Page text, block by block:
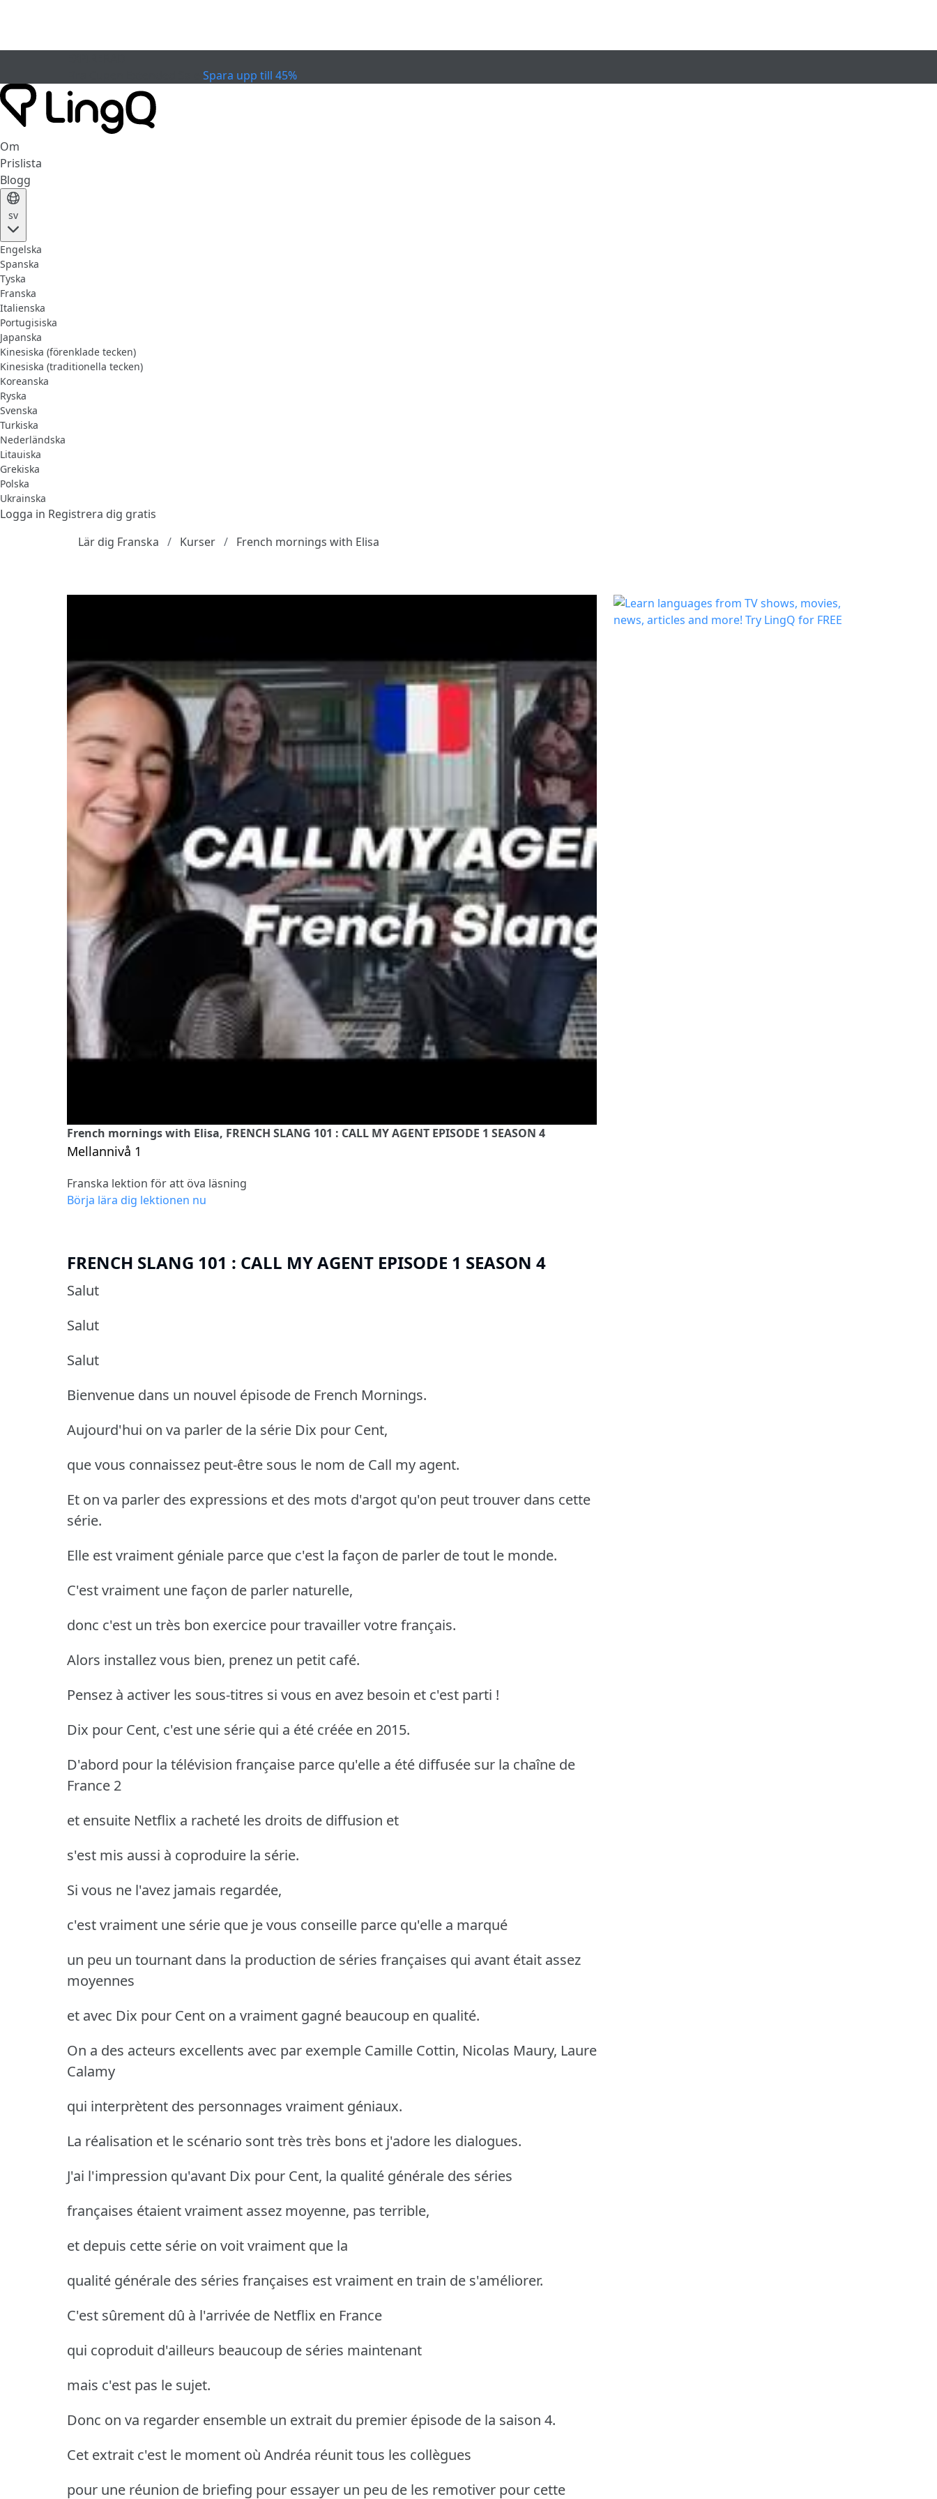
Spara upp till 45%
Om
Prislista
Blogg
sv
Engelska
Spanska
Tyska
Franska
Italienska
Portugisiska
Japanska
Kinesiska (förenklade tecken)
Kinesiska (traditionella tecken)
Koreanska
Ryska
Svenska
Turkiska
Nederländska
Litauiska
Grekiska
Polska
Ukrainska
Logga in Registrera dig gratis
Lär dig Franska
Kurser French mornings with Elisa
French mornings with Elisa, FRENCH SLANG 101 : CALL MY AGENT EPISODE 1 SEASON 4
Mellannivå 1
Franska lektion för att öva läsning
Börja lära dig lektionen nu
FRENCH SLANG 101 : CALL MY AGENT EPISODE 1 SEASON 4
Salut
Salut
Salut
Bienvenue dans un nouvel épisode de French Mornings.
Aujourd'hui on va parler de la série Dix pour Cent,
que vous connaissez peut-être sous le nom de Call my agent.
Et on va parler des expressions et des mots d'argot qu'on peut trouver dans cette
série.
Elle est vraiment géniale parce que c'est la façon de parler de tout le monde.
C'est vraiment une façon de parler naturelle,
donc c'est un très bon exercice pour travailler votre français.
Alors installez vous bien, prenez un petit café.
Pensez à activer les sous-titres si vous en avez besoin et c'est parti !
Dix pour Cent, c'est une série qui a été créée en 2015.
D'abord pour la télévision française parce qu'elle a été diffusée sur la chaîne de
France 2
et ensuite Netflix a racheté les droits de diffusion et
s'est mis aussi à coproduire la série.
Si vous ne l'avez jamais regardée,
c'est vraiment une série que je vous conseille parce qu'elle a marqué
un peu un tournant dans la production de séries françaises qui avant était assez
moyennes
et avec Dix pour Cent on a vraiment gagné beaucoup en qualité.
On a des acteurs excellents avec par exemple Camille Cottin, Nicolas Maury, Laure
Calamy
qui interprètent des personnages vraiment géniaux.
La réalisation et le scénario sont très très bons et j'adore les dialogues.
J'ai l'impression qu'avant Dix pour Cent, la qualité générale des séries
françaises étaient vraiment assez moyenne, pas terrible,
et depuis cette série on voit vraiment que la
qualité générale des séries françaises est vraiment en train de s'améliorer.
C'est sûrement dû à l'arrivée de Netflix en France
qui coproduit d'ailleurs beaucoup de séries maintenant
mais c'est pas le sujet.
Donc on va regarder ensemble un extrait du premier épisode de la saison 4.
Cet extrait c'est le moment où Andréa réunit tous les collègues
pour une réunion de briefing pour essayer un peu de les remotiver pour cette